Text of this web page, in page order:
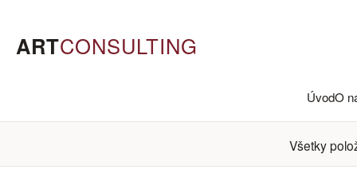
ARTCONSULTING
ÚvodO
Všetky